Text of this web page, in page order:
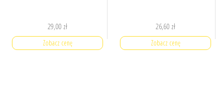
29,00 zł
Zobacz cenę
26,60 zł
Zobacz cenę